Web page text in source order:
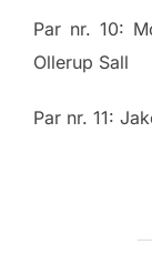
Par nr. 10:
Ollerup Sall
Par nr. 11: